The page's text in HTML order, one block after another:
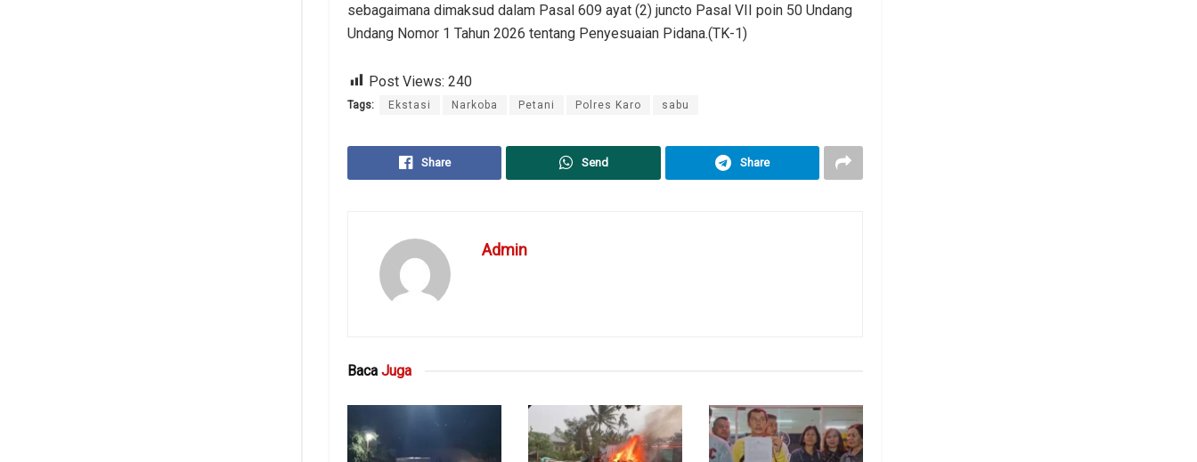
sebagaimana dimaksud dalam Pasal 609 ayat (2) juncto Pasal VII poin 50 Undang
Undang Nomor 1 Tahun 2026 tentang Penyesuaian Pidana.(TK-1)
Post Views: 240
Tags: Ekstasi Narkoba Petani Polres Karo sabu
Share Send Share
Admin
Baca Juga